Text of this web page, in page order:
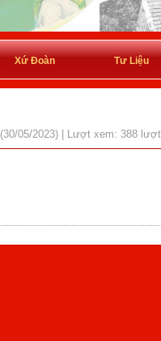
Xứ Đoàn Tư Liệu
(30/05/2023) | Lượt xem: 388 lượt